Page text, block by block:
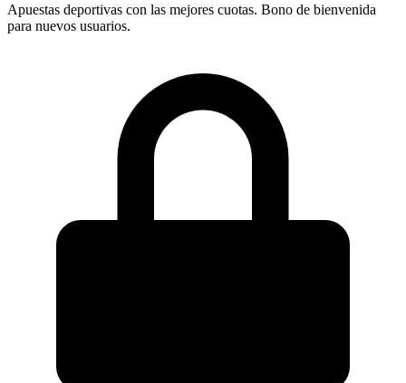
Apuestas deportivas con las mejores cuotas. Bono de bienvenida
para nuevos usuarios.